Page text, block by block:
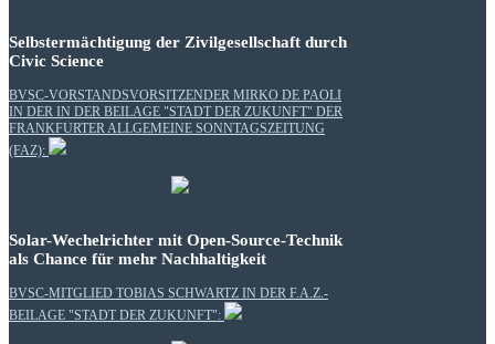
Selbstermächtigung der Zivilgesellschaft durch
Civic Science
BVSC-VORSTANDSVORSITZENDER MIRKO DE PAOLI
IN DER IN DER BEILAGE "STADT DER ZUKUNFT" DER
FRANKFURTER ALLGEMEINE SONNTAGSZEITUNG
(FAZ):
Solar-Wechelrichter mit Open-Source-Technik
als Chance für mehr Nachhaltigkeit
BVSC-MITGLIED TOBIAS SCHWARTZ IN DER F.A.Z.-
BEILAGE "STADT DER ZUKUNFT":